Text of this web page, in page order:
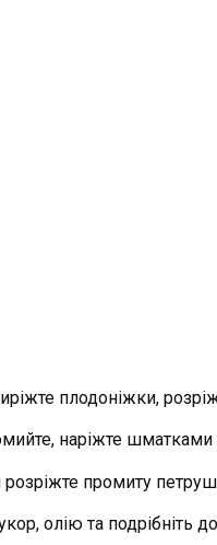
плодоніжки,
наріжте
промиту
олію та подрібніть